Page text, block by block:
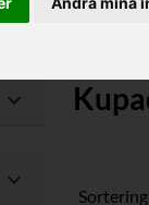
Kupade Gavlar
Sortering